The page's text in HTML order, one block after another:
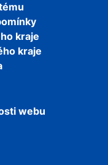
kraje
kraje
webu